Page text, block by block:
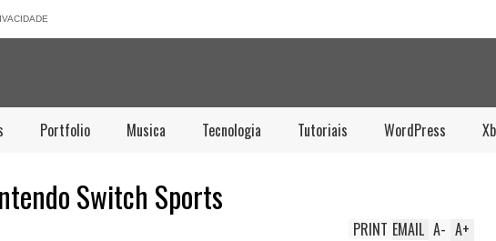
Portfolio Musica Tecnologia Tutoriais WordPress
Switch Sports
A+
A-
EMAIL
PRINT